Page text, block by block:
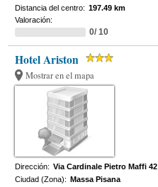
Distancia del centro: 197.49 km
Valoración:
0/ 10
Hotel Ariston
Mostrar en el mapa
Dirección: Via Cardinale Pietro Maffi 42
Ciudad (Zona): Massa Pisana